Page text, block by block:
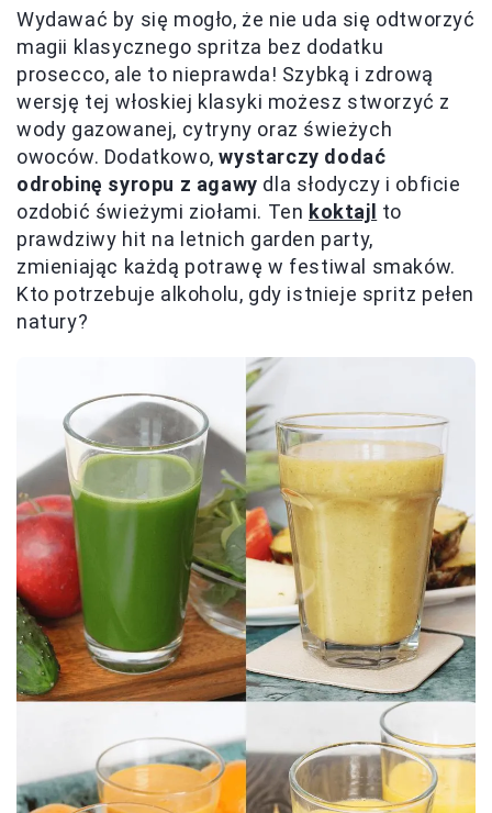
Wydawać by się mogło, że nie uda się odtworzyć
magii klasycznego spritza bez dodatku
prosecco, ale to nieprawda! Szybką i zdrową
wersję tej włoskiej klasyki możesz stworzyć z
wody gazowanej, cytryny oraz świeżych
owoców. Dodatkowo,wystarczy dodać
odrobinę syropu z agawy dla słodyczy i obficie
ozdobić świeżymi ziołami. Ten koktajl to
prawdziwy hit na letnich garden party,
zmieniając każdą potrawę w festiwal smaków.
Kto potrzebuje alkoholu, gdy istnieje spritz pełen
natury?